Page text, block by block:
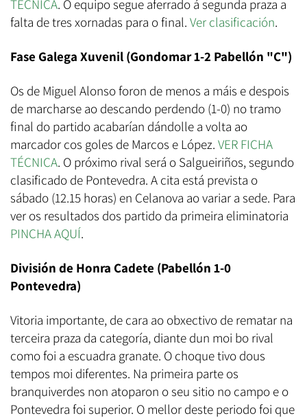
TÉCNICA. O equipo segue aferrado á segunda praza a
falta de tres xornadas para o final. Ver clasificación.
Fase Galega Xuvenil (Gondomar 1-2 Pabellón "C")
Os de Miguel Alonso foron de menos a máis e despois
de marcharse ao descando perdendo (1-0) no tramo
final do partido acabarían dándolle a volta ao
marcador cos goles de Marcos e López. VER FICHA
TÉCNICA. O próximo rival será o Salgueiriños, segundo
clasificado de Pontevedra. A cita está prevista o
sábado (12.15 horas) en Celanova ao variar a sede. Para
ver os resultados dos partido da primeira eliminatoria
PINCHA AQUÍ.
División de Honra Cadete (Pabellón 1-0
Pontevedra)
Vitoria importante, de cara ao obxectivo de rematar na
terceira praza da categoría, diante dun moi bo rival
como foi a escuadra granate. O choque tivo dous
tempos moi diferentes. Na primeira parte os
branquiverdes non atoparon o seu sitio no campo e o
Pontevedra foi superior. O mellor deste periodo foi que